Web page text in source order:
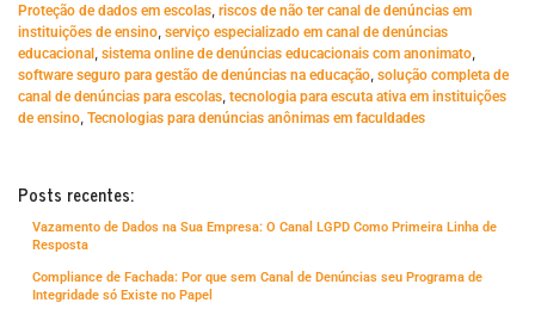
Proteção de dados em escolas, riscos de não ter canal de denúncias em
instituições de ensino, serviço especializado em canal de denúncias
educacional , sistema online de denúncias educacionais com anonimato,
software seguro para gestão de denúncias na educação, solução completa de
canal de denúncias para escolas, tecnologia para escuta ativa em instituições
de ensino, Tecnologias para denúncias anônimas em faculdades
Posts recentes:
Vazamento de Dados na Sua Empresa: O Canal LGPD Como Primeira Linha de
Resposta
Compliance de Fachada: Por que sem Canal de Denúncias seu Programa de
Integridade só Existe no Papel